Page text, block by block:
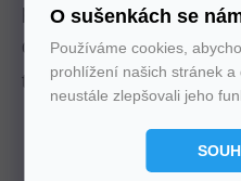
O sušenkách se
Používáme cookies,
prohlížení našich stránek
neustále zlepšovali jeho
přesunout, jakmile
dětské postýlce. O výběr
tak máte vystaráno na
Chci si